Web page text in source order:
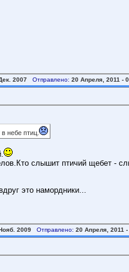
2007 Отправлено: 20 Апреля, 2011 -
небе птиц.
слышит птичий щебет -
это намордники...
2009 Отправлено: 20 Апреля, 2011